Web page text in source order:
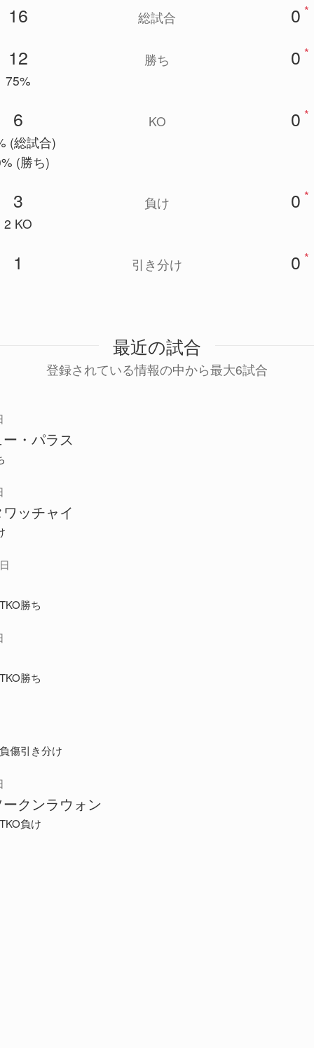
16 総試合 0 *
12
75%
勝ち 0 *
6
(総試合)
(勝ち)
KO 0 *
3
2 KO
負け 0 *
1 引き分け 0 *
最近の試合
登録されている情報の中から最大6試合
・パラス
ッチャイ
勝ち
勝ち
傷引き分け
クンラウォン
負け